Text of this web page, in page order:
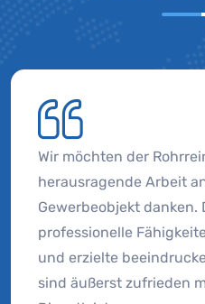
Wir möchten der
herausragende Arbeit
Gewerbeobjekt danken.
professionelle
und erzielte
sind äußerst zufrieden